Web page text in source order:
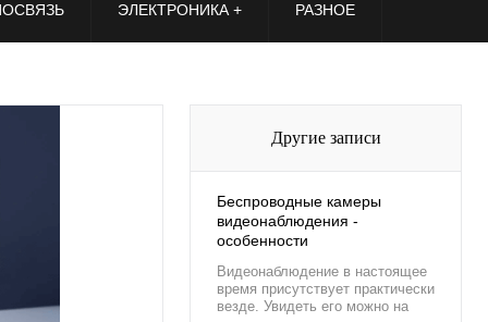
ЭЛЕКТРОНИКА + РАЗНОЕ
Другие записи
Беспроводные камеры
видеонаблюдения -
особенности
Видеонаблюдение в настоящее
время присутствует практически
везде. Увидеть его можно на